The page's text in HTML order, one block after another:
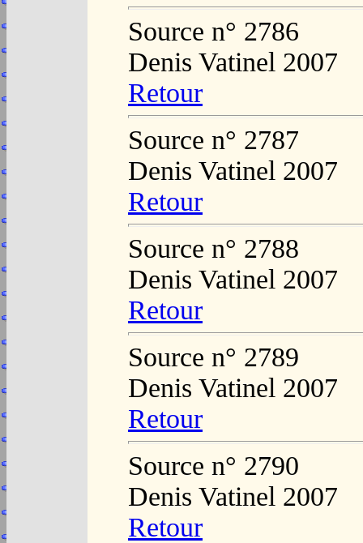
Source n° 2786
Denis Vatinel 2007
Retour
Source n° 2787
Denis Vatinel 2007
Retour
Source n° 2788
Denis Vatinel 2007
Retour
Source n° 2789
Denis Vatinel 2007
Retour
Source n° 2790
Denis Vatinel 2007
Retour